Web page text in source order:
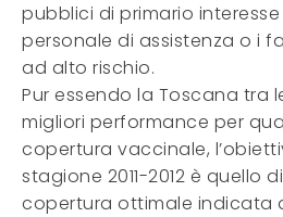
pubblici di primario
personale di assistenza o i
ad alto rischio.
Pur essendo la Toscana tra
migliori performance per
copertura vaccinale,
stagione 2011-2012 è quello
copertura ottimale indicata